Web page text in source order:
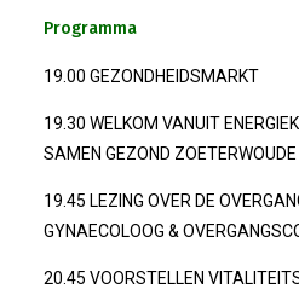
Programma
19.00 GEZONDHEIDSMARKT
19.30 WELKOM VANUIT
SAMEN GEZOND ZOETERWOUDE
19.45 LEZING OVER DE
GYNAECOLOOG &
20.45 VOORSTELLEN